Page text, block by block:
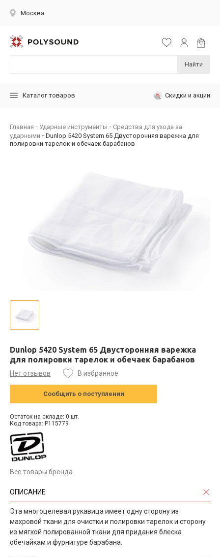
Москва
Найти
Каталог товаров Скидки и акции
Главная Ударные инструменты
Средства для ухода за
ударными
Dunlop 5420 System 65 Двусторонняя варежка для
полировки тарелок и обечаек барабанов
Dunlop 5420 System 65 Двусторонняя варежка
для полировки тарелок и обечаек барабанов
Нет отзывов В избранное
Сообщить о поступлении
Остаток на складе: 0 шт.
Код товара: P115779
Все товары бренда
ОПИСАНИЕ
Эта многоцелевая рукавица имеет одну сторону из
махровой ткани для очистки и полировки тарелок и сторону
из мягкой полированной ткани для придания блеска
обечайкам и фурнитуре барабана.